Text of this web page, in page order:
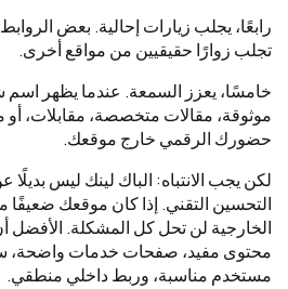
تجلب زوارًا حقيقيين من مواقع أخرى.
خامسًا، يعزز السمعة. عندما يظهر
موثوقة، مقالات متخصصة، مقابلات، أو
حضورك الرقمي خارج موقعك.
لكن يجب الانتباه: الباك لينك ليس بديلًا
التحسين التقني. إذا كان موقعك ضعيفًا
الخارجية لن تحل كل المشكلة.
محتوى مفيد، صفحات خدمات واضحة،
مستخدم مناسبة، وربط داخلي منطقي.